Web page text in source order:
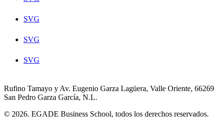
SVG
SVG
SVG
Rufino Tamayo y Av. Eugenio Garza Lagüera, Valle Oriente, 66269
San Pedro Garza García, N.L.
© 2026. EGADE Business School, todos los derechos reservados.